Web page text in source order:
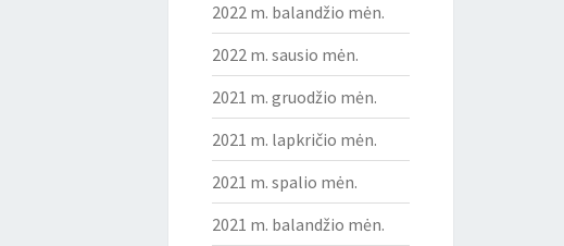
2022 m. balandžio mėn.
2022 m. sausio mėn.
2021 m. gruodžio mėn.
2021 m. lapkričio mėn.
2021 m. spalio mėn.
2021 m. balandžio mėn.